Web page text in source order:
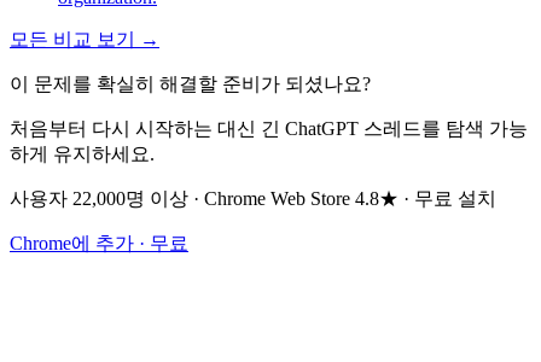
모든 비교 보기 →
이 문제를 확실히 해결할 준비가 되셨나요?
처음부터 다시 시작하는 대신 긴 ChatGPT 스레드를 탐색 가능
하게 유지하세요.
사용자 22,000명 이상 · Chrome Web Store 4.8★ · 무료 설치
Chrome에 추가 · 무료